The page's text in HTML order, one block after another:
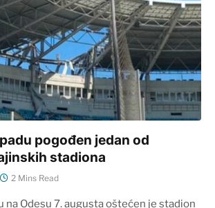
pogođen jedan od
stadiona
2 Mins Read
na Odesu 7. augusta oštećen je stadion